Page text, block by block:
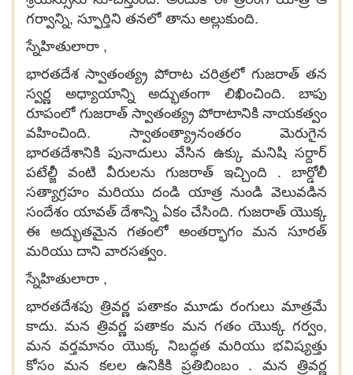
గర్వాన్ని, స్ఫూర్తిని తనలో తాను అల్లుకుంది.
స్నేహితులారా ,
భారతదేశ స్వాతంత్య్ర పోరాట చరిత్రలో గుజరాత్ తన
స్వర్ణ అధ్యాయాన్ని అద్భుతంగా లిఖించింది. బాపు
రూపంలో గుజరాత్ స్వాతంత్య్ర పోరాటానికి నాయకత్వం
వహించింది. స్వాతంత్య్రానంతరం మెరుగైన
భారతదేశానికి పునాదులు వేసిన ఉక్కు మనిషి సర్దార్
పటేల్జీ వంటి వీరులను గుజరాత్ ఇచ్చింది . బార్డోలీ
సత్యాగ్రహం మరియు దండి యాత్ర నుండి వెలువడిన
సందేశం యావత్ దేశాన్ని ఏకం చేసింది. గుజరాత్ యొక్క
ఈ అద్భుతమైన గతంలో అంతర్భాగం మన సూరత్
మరియు దాని వారసత్వం.
స్నేహితులారా ,
భారతదేశపు త్రివర్ణ పతాకం మూడు రంగులు మాత్రమే
కాదు. మన త్రివర్ణ పతాకం మన గతం యొక్క గర్వం,
మన వర్తమానం యొక్క నిబద్ధత మరియు భవిష్యత్తు
కోసం మన కలల ఉనికికి ప్రతిబింబం . మన త్రివర్ణ